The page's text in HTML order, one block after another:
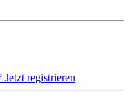
Jetzt registrieren